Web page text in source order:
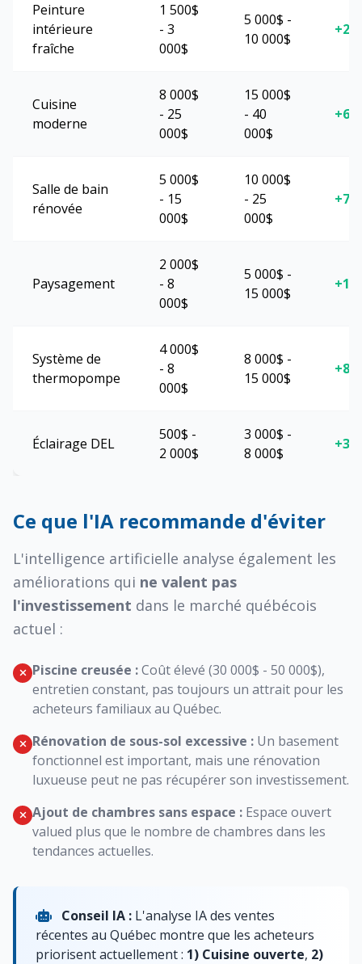
Peinture
intérieure
fraîche
1 500$
- 3
000$
5 000$ -
10 000$
Cuisine
moderne
8 000$
- 25
000$
15 000$
- 40
000$
Salle de bain
rénovée
5 000$
- 15
000$
10 000$
- 25
000$
Paysagement
2 000$
- 8
000$
5 000$ -
15 000$
Système de
thermopompe
4 000$
- 8
000$
8 000$ -
15 000$
Éclairage DEL
500$ -
2 000$
3 000$ -
8 000$
Ce que l'IA recommande d'éviter
L'intelligence artificielle analyse également les
améliorations qui ne valent pas
l'investissement dans le marché québécois
actuel :
Piscine creusée :Coût élevé (30 000$ - 50 000$),
entretien constant, pas toujours un attrait pour les
acheteurs familiaux au Québec.
Rénovation de sous-sol excessive : Un basement
fonctionnel est important, mais une rénovation
luxueuse peut ne pas récupérer son investissement.
Ajout de chambres sans espace : Espace ouvert
valued plus que le nombre de chambres dans les
tendances actuelles.
Conseil IA : L'analyse IA des ventes
récentes au Québec montre que les acheteurs
priorisent actuellement : 1) Cuisine ouverte, 2)